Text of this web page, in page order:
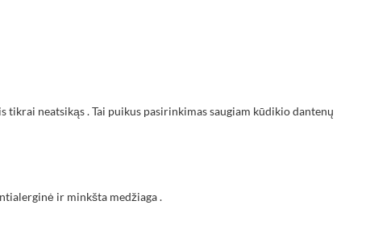
neatsikąs . Tai puikus pasirinkimas saugiam kūdikio dantenų
ir minkšta medžiaga .